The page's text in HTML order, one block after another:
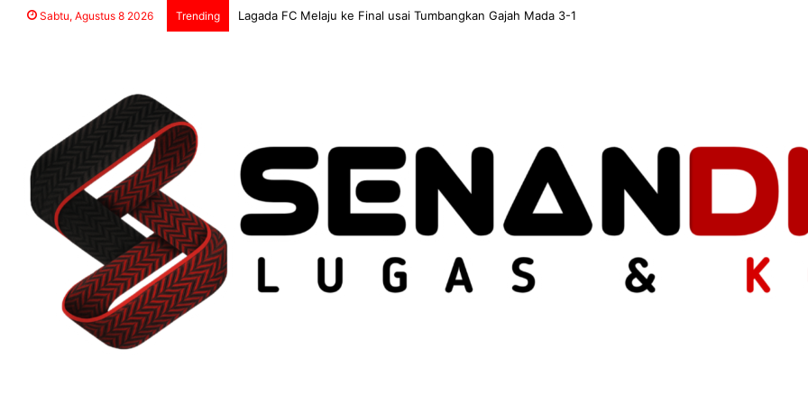
Sabtu, Agustus 8 2026 Trending Lagada FC Melaju ke Final usai Tumbangkan Gajah Mada 3-1